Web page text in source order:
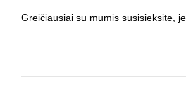
Greičiausiai su mumis susisieksite,